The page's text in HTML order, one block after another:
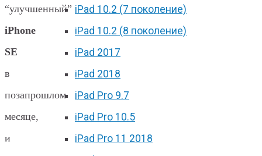
iPad 10.2 (7 поколение)
iPad 10.2 (8 поколение)
iPad 2017
iPad 2018
iPad Pro 9.7
iPad Pro 10.5
iPad Pro 11 2018
“улучшенный”
iPhone
SE
в
позапрошлом
месяце,
и